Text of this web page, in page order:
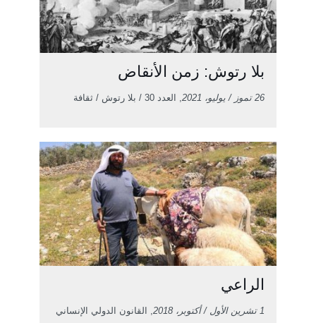
بلا رتوش: زمن الأنقاض
26 تموز / يوليو، 2021 , العدد 30 / بلا رتوش / ثقافة
الراعي
1 تشرين الأول / أكتوبر، 2018 , القانون الدولي الإنساني